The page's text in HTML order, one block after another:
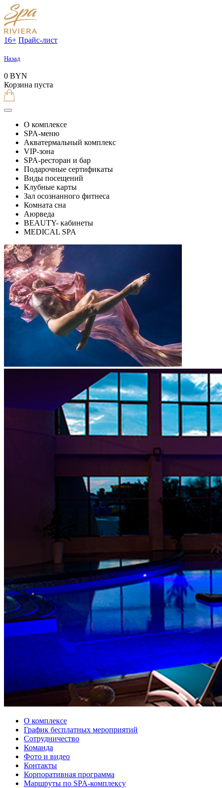
16+ Прайс-лист
Назад
0 BYN
Корзина пуста
О комплексе
SPA-меню
Акватермальный комплекс
VIP-зона
SPA-ресторан и бар
Подарочные сертификаты
Виды посещений
Клубные карты
Зал осознанного фитнеса
Комната сна
Аюрведа
BEAUTY- кабинеты
MEDICAL SPA
О комплексе
График бесплатных мероприятий
Сотрудничество
Команда
Фото и видео
Контакты
Корпоративная программа
Маршруты по SPA-комплексу